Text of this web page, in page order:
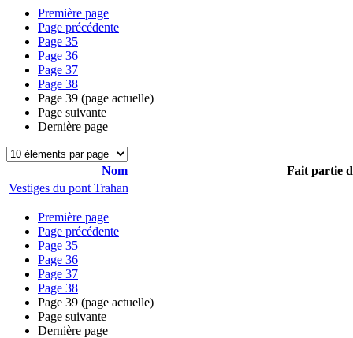
Première page
Page précédente
Page 35
Page 36
Page 37
Page 38
Page 39 (page actuelle)
Page suivante
Dernière page
Nom
Fait partie
Vestiges du pont Trahan
Première page
Page précédente
Page 35
Page 36
Page 37
Page 38
Page 39 (page actuelle)
Page suivante
Dernière page